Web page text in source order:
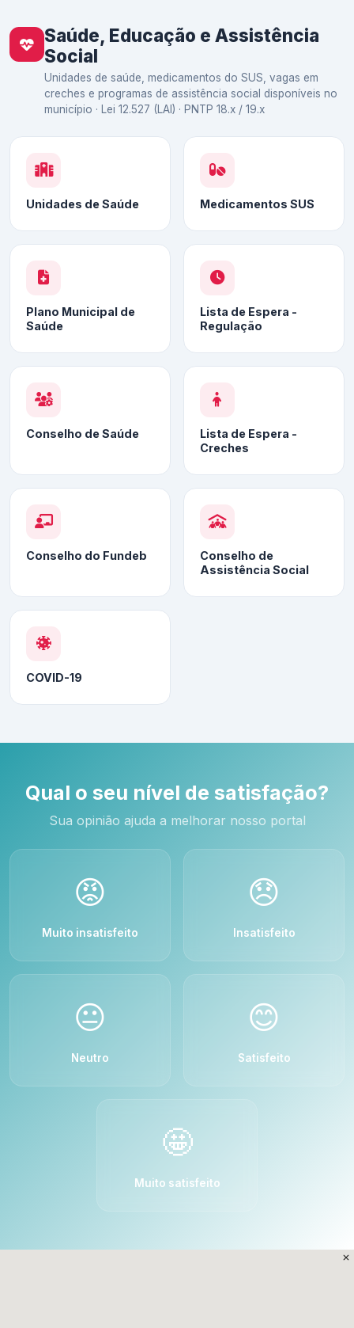
Saúde, Educação e Assistência
Social
Unidades de saúde, medicamentos do SUS, vagas em
creches e programas de assistência social disponíveis no
município · Lei 12.527 (LAI) · PNTP 18.x / 19.x
Unidades de Saúde Medicamentos SUS
Plano Municipal de
Saúde
Lista de Espera -
Regulação
Conselho de Saúde
Lista de Espera -
Creches
Conselho do Fundeb
Conselho de
Assistência Social
COVID-19
Qual o seu nível de satisfação?
Sua opinião ajuda a melhorar nosso portal
😡
Muito insatisfeito
😞
Insatisfeito
😐
Neutro
😊
Satisfeito
🤩
Muito satisfeito